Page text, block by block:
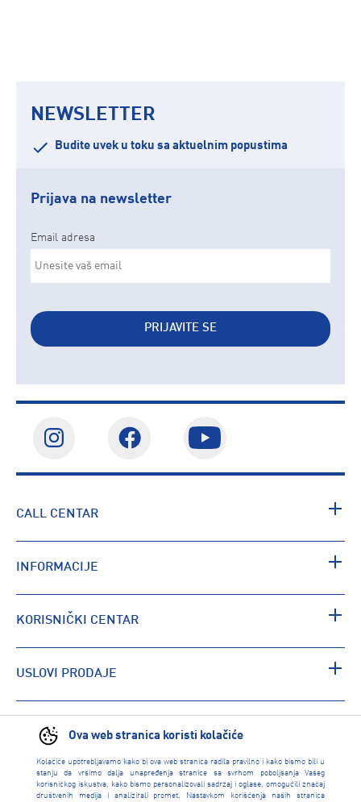
Ova web stranica koristi kolačiće
Kolačiće upotrebljavamo kako bi ova web stranica radila pravilno i kako bismo bili u
stanju da vršimo dalja unapređenja stranice sa svrhom poboljšanja Vašeg
korisničkog iskustva, kako bismo personalizovali sadržaj i oglase, omogućili značaj
društvenih medija i analizirali promet. Nastavkom korišćenja naših stranica
NEWSLETTER
Budite uvek u toku sa aktuelnim popustima
Prijava na newsletter
Email adresa
PRIJAVITE SE
CALL CENTAR
INFORMACIJE
KORISNIČKI CENTAR
USLOVI PRODAJE
PRONAĐI RADNJU